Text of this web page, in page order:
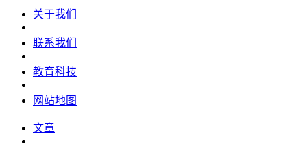
关于我们
|
联系我们
|
教育科技
|
网站地图
文章
|